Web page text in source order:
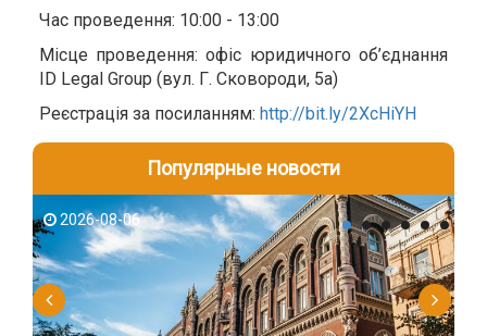
Час проведення: 10:00 - 13:00
Місце проведення: офіс юридичного об’єднання
ID Legal Group (вул. Г. Сковороди, 5а)
Реєстрація за посиланням: http://bit.ly/2XcHiYH
Популярные новости
2026-08-06